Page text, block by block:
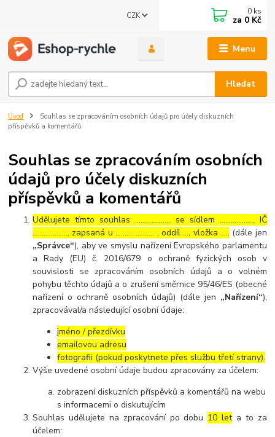
Menu
CZK
Hledat
0 ks
za 0 Kč
Úvod
Souhlas se zpracováním osobních údajů pro účely diskuzních
příspěvků a komentářů
Souhlas se zpracováním osobních
údajů pro účely diskuzních
příspěvků a komentářů
Udělujete tímto souhlas ……………..., se sídlem ………………, IČ
………………., zapsaná u ………………… , oddíl …, vložka ….. (dále jen
„Správce“), aby ve smyslu nařízení Evropského parlamentu
a Rady (EU) č. 2016/679 o ochraně fyzických osob v
souvislosti se zpracováním osobních údajů a o volném
pohybu těchto údajů a o zrušení směrnice 95/46/ES (obecné
nařízení o ochraně osobních údajů) (dále jen „Nařízení“),
zpracovával/a následující osobní údaje:
jméno / přezdívku
emailovou adresu
fotografii (pokud poskytnete přes službu třetí strany).
Výše uvedené osobní údaje budou zpracovány za účelem:
zobrazení diskuzních příspěvků a komentářů na webu
s informacemi o diskutujícím
Souhlas udělujete na zpracování po dobu 10 leta to za
účelem: